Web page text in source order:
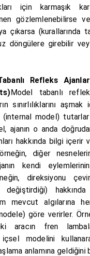
için karmaşık
gözlemlenebilirse
çıkarsa (kurallarında
döngülere girebilir
Refleks
Model tabanlı
sınırlılıklarını
model)
ajanın o anda
hakkında bilgi içerir
diğer
kendi eylemlerinin
direksiyonu
değiştirdiği) hakkında
mevcut algılarına
göre verirler.
aracın fren
içsel modelini
anlamına geldiğini